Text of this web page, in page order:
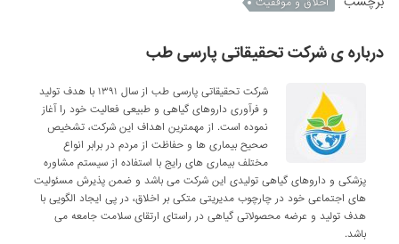
درباره ی شرکت تحقیقاتی پارسی طب
شرکت تحقیقاتی پارسی طب از سال ۱۳۹۱ با هدف تولید
و فرآوری داروهای گیاهی و طبیعی فعالیت خود را آغاز
نموده است. از مهمترین اهداف این شرکت، تشخیص
صحیح بیماری ها و حفاظت از مردم در برابر انواع
مختلف بیماری های رایج با استفاده از سیستم مشاوره
پزشکی و داروهای گیاهی تولیدی این شرکت می باشد و ضمن پذیرش مسئولیت
های اجتماعی خود در چارچوب مدیریتی متکی بر اخلاق، در پی ایجاد الگویی با
هدف تولید و عرضه محصولاتی گیاهی در راستای ارتقای سلامت جامعه می
باشد.